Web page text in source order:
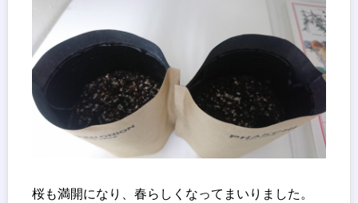
桜も満開になり、春らしくなってまいりました。